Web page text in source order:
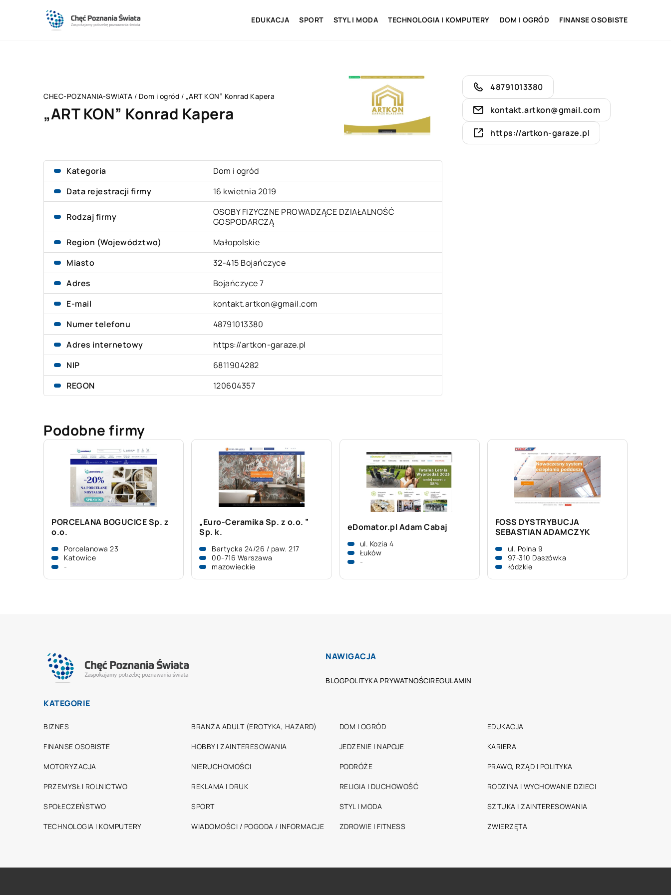
EDUKACJA SPORT STYL I MODA TECHNOLOGIA I KOMPUTERY DOM I OGRÓD FINANSE OSOBISTE
CHEC-POZNANIA-SWIATA / Dom i ogród / „ART KON” Konrad Kapera
„ART KON” Konrad Kapera
Kategoria
Dom i ogród
Data rejestracji firmy
16 kwietnia 2019
Rodzaj firmy
OSOBY FIZYCZNE PROWADZĄCE DZIAŁALNOŚĆ
GOSPODARCZĄ
Region (Województwo)
Małopolskie
Miasto
32-415 Bojańczyce
Adres
Bojańczyce 7
E-mail
kontakt.artkon@gmail.com
Numer telefonu
48791013380
Adres internetowy
https://artkon-garaze.pl
NIP
6811904282
REGON
120604357
48791013380
kontakt.artkon@gmail.com
https://artkon-garaze.pl
Podobne firmy
PORCELANA BOGUCICE Sp. z
o.o.
Porcelanowa 23
Katowice
-
„Euro-Ceramika Sp. z o.o. ”
Sp. k.
Bartycka 24/26 / paw. 217
00-716 Warszawa
mazowieckie
eDomator.pl Adam Cabaj
ul. Kozia 4
Łuków
-
FOSS DYSTRYBUCJA
SEBASTIAN ADAMCZYK
ul. Polna 9
97-310 Daszówka
łódzkie
NAWIGACJA
BLOGPOLITYKA PRYWATNOŚCIREGULAMIN
KATEGORIE
BIZNES BRANŻA ADULT (EROTYKA, HAZARD) DOM I OGRÓD EDUKACJA
FINANSE OSOBISTE HOBBY I ZAINTERESOWANIA JEDZENIE I NAPOJE KARIERA
MOTORYZACJA NIERUCHOMOŚCI PODRÓŻE PRAWO, RZĄD I POLITYKA
PRZEMYSŁ I ROLNICTWO REKLAMA I DRUK RELIGIA I DUCHOWOŚĆ RODZINA I WYCHOWANIE DZIECI
SPOŁECZEŃSTWO SPORT STYL I MODA SZTUKA I ZAINTERESOWANIA
TECHNOLOGIA I KOMPUTERY WIADOMOŚCI / POGODA / INFORMACJE ZDROWIE I FITNESS ZWIERZĘTA